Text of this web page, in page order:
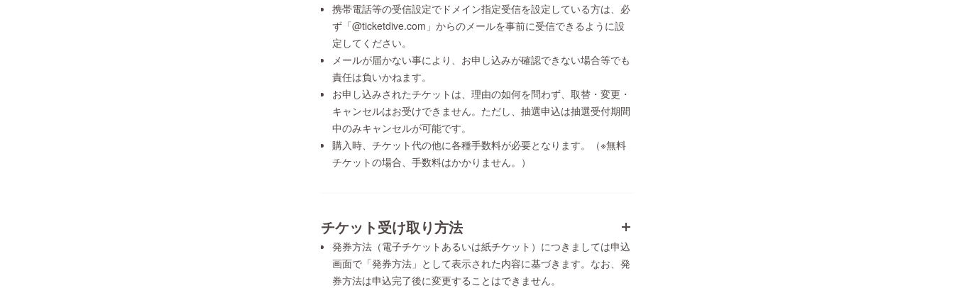
携帯電話等の受信設定でドメイン指定受信を設定している方は、必
ず「@ticketdive.com」からのメールを事前に受信できるように設
定してください。
メールが届かない事により、お申し込みが確認できない場合等でも
責任は負いかねます。
お申し込みされたチケットは、理由の如何を問わず、取替・変更・
キャンセルはお受けできません。ただし、抽選申込は抽選受付期間
中のみキャンセルが可能です。
購入時、チケット代の他に各種手数料が必要となります。（※無料
チケットの場合、手数料はかかりません。）
チケット受け取り方法
発券方法（電子チケットあるいは紙チケット）につきましては申込
画面で「発券方法」として表示された内容に基づきます。なお、発
券方法は申込完了後に変更することはできません。